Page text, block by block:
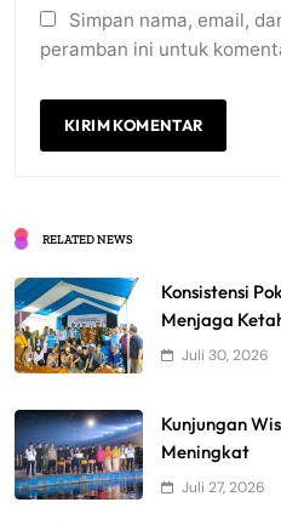
Simpan nama, email,
peramban ini untuk
RELATED NEWS
Konsistensi
Menjaga
Juli 30, 2026
Kunjungan
Meningkat
Juli 27, 2026